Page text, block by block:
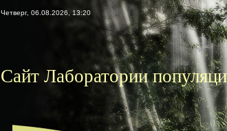
Четверг, 06.08.2026, 13:20
Сайт Лаборатории